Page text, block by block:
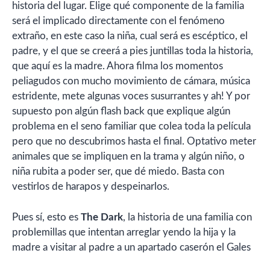
historia del lugar. Elige qué componente de la familia
será el implicado directamente con el fenómeno
extraño, en este caso la niña, cual será es escéptico, el
padre, y el que se creerá a pies juntillas toda la historia,
que aquí es la madre. Ahora filma los momentos
peliagudos con mucho movimiento de cámara, música
estridente, mete algunas voces susurrantes y ah! Y por
supuesto pon algún flash back que explique algún
problema en el seno familiar que colea toda la película
pero que no descubrimos hasta el final. Optativo meter
animales que se impliquen en la trama y algún niño, o
niña rubita a poder ser, que dé miedo. Basta con
vestirlos de harapos y despeinarlos.
Pues sí, esto es The Dark, la historia de una familia con
problemillas que intentan arreglar yendo la hija y la
madre a visitar al padre a un apartado caserón el Gales